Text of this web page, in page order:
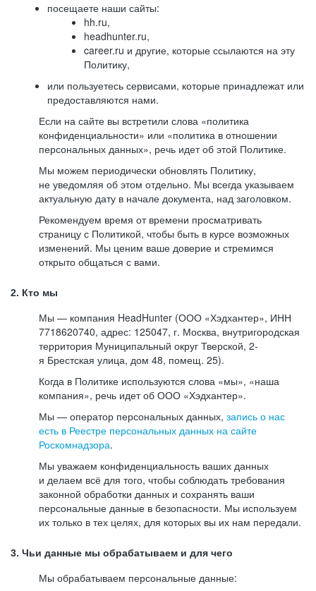
посещаете наши сайты:
hh.ru,
headhunter.ru,
career.ru и другие, которые ссылаются на эту
Политику,
или пользуетесь сервисами, которые принадлежат или
предоставляются нами.
Если на сайте вы встретили слова «политика
конфиденциальности» или «политика в отношении
персональных данных», речь идет об этой Политике.
Мы можем периодически обновлять Политику,
не уведомляя об этом отдельно. Мы всегда указываем
актуальную дату в начале документа, над заголовком.
Рекомендуем время от времени просматривать
страницу с Политикой, чтобы быть в курсе возможных
изменений. Мы ценим ваше доверие и стремимся
открыто общаться с вами.
2. Кто мы
Мы — компания HeadHunter (ООО «Хэдхантер», ИНН
7718620740, адрес: 125047, г. Москва, внутригородская
территория Муниципальный округ Тверской, 2-
я Брестская улица, дом 48, помещ. 25).
Когда в Политике используются слова «мы», «наша
компания», речь идет об ООО «Хэдхантер».
Мы — оператор персональных данных, запись о нас
есть в Реестре персональных данных на сайте
Роскомнадзора.
Мы уважаем конфиденциальность ваших данных
и делаем всё для того, чтобы соблюдать требования
законной обработки данных и сохранять ваши
персональные данные в безопасности. Мы используем
их только в тех целях, для которых вы их нам передали.
3. Чьи данные мы обрабатываем и для чего
Мы обрабатываем персональные данные: